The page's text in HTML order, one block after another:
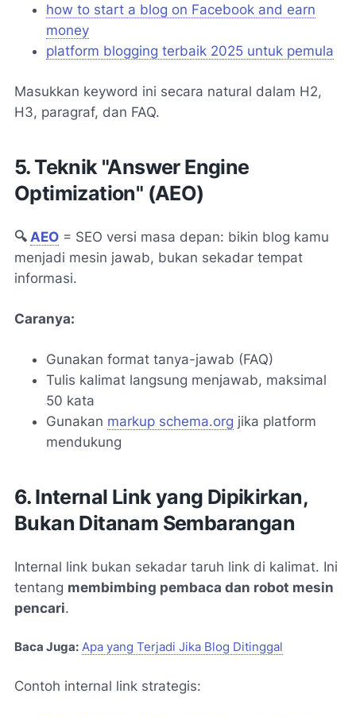
how to start a blog on Facebook and earn
money
platform blogging terbaik 2025 untuk pemula
Masukkan keyword ini secara natural dalam H2,
H3, paragraf, dan FAQ.
5. Teknik "Answer Engine
Optimization" (AEO)
🔍 AEO = SEO versi masa depan: bikin blog kamu
menjadi mesin jawab, bukan sekadar tempat
informasi.
Caranya:
Gunakan format tanya-jawab (FAQ)
Tulis kalimat langsung menjawab, maksimal
50 kata
Gunakan markup schema.org jika platform
mendukung
6. Internal Link yang Dipikirkan,
Bukan Ditanam Sembarangan
Internal link bukan sekadar taruh link di kalimat. Ini
tentang membimbing pembaca dan robot mesin
pencari.
Baca Juga: Apa yang Terjadi Jika Blog Ditinggal
Contoh internal link strategis: